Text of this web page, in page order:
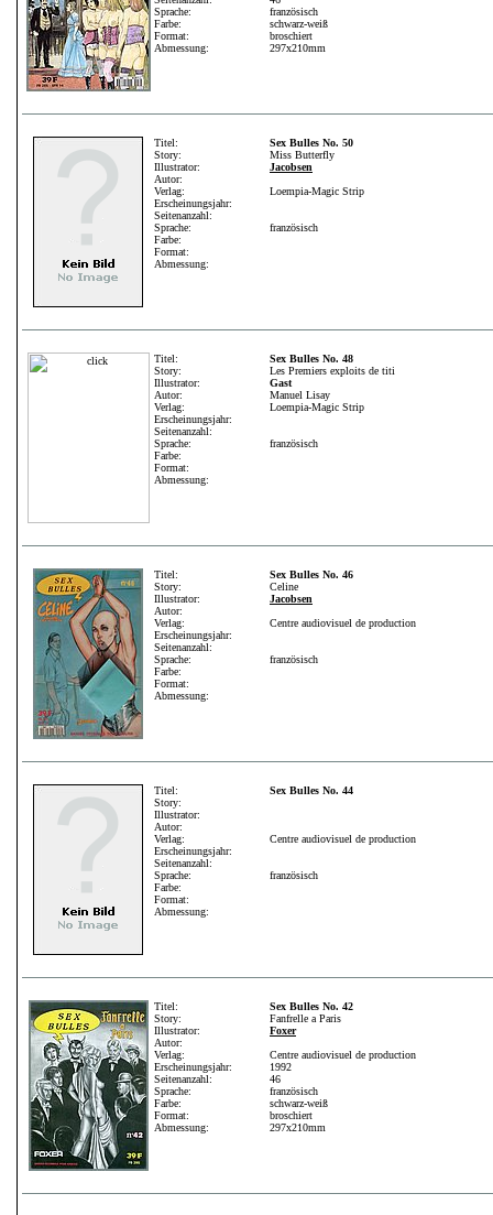
Sprache:
Farbe:
Format:
Abmessung:
französisch
schwarz-weiß
broschiert
297x210mm
Titel:
Story:
Illustrator:
Autor:
Verlag:
Erscheinungsjahr:
Seitenanzahl:
Sprache:
Farbe:
Format:
Abmessung:
Sex Bulles No. 50
Miss Butterfly
Jacobsen
Loempia-Magic Strip
französisch
Titel:
Story:
Illustrator:
Autor:
Verlag:
Erscheinungsjahr:
Seitenanzahl:
Sprache:
Farbe:
Format:
Abmessung:
Sex Bulles No. 48
Les Premiers exploits de titi
Gast
Manuel Lisay
Loempia-Magic Strip
französisch
Titel:
Story:
Illustrator:
Autor:
Verlag:
Erscheinungsjahr:
Seitenanzahl:
Sprache:
Farbe:
Format:
Abmessung:
Sex Bulles No. 46
Celine
Jacobsen
Centre audiovisuel de production
französisch
Titel:
Story:
Illustrator:
Autor:
Verlag:
Erscheinungsjahr:
Seitenanzahl:
Sprache:
Farbe:
Format:
Abmessung:
Sex Bulles No. 44
Centre audiovisuel de production
französisch
Titel:
Story:
Illustrator:
Autor:
Verlag:
Erscheinungsjahr:
Seitenanzahl:
Sprache:
Farbe:
Format:
Abmessung:
Sex Bulles No. 42
Fanfrelle a Paris
Foxer
Centre audiovisuel de production
1992
46
französisch
schwarz-weiß
broschiert
297x210mm